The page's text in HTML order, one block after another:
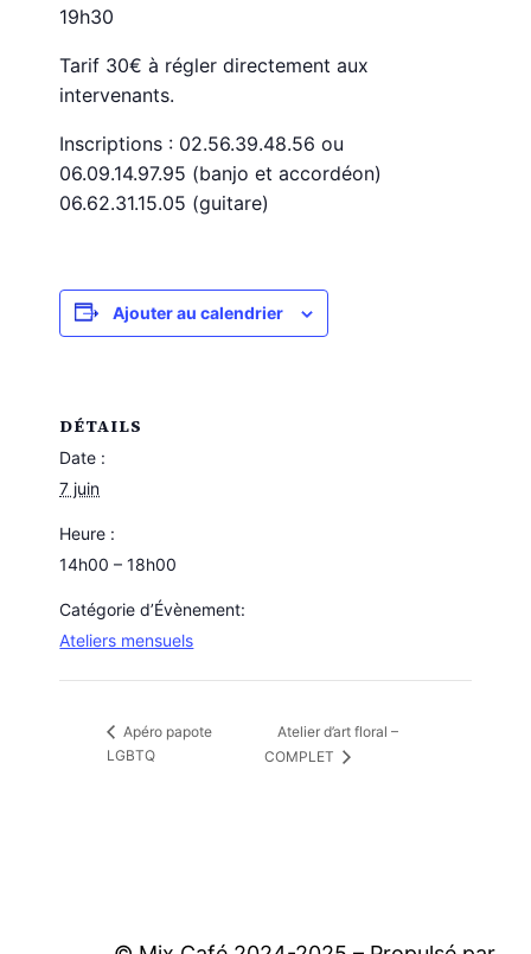
19h30
Tarif 30€ à régler directement aux
intervenants.
Inscriptions : 02.56.39.48.56 ou
06.09.14.97.95 (banjo et accordéon)
06.62.31.15.05 (guitare)
Ajouter au calendrier
DÉTAILS
Date :
7 juin
Heure :
14h00 – 18h00
Catégorie d’Évènement:
Ateliers mensuels
Apéro papote
LGBTQ
Atelier d’art floral –
COMPLET